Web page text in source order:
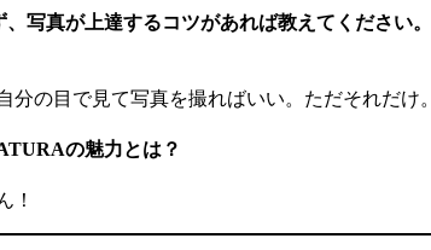
写真が上達するコツがあれば教えてください。
分の目で見て写真を撮ればいい。ただそれだけ。
の魅力とは？
！